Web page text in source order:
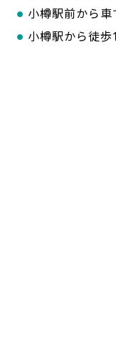
小樽駅前から車
小樽駅から徒